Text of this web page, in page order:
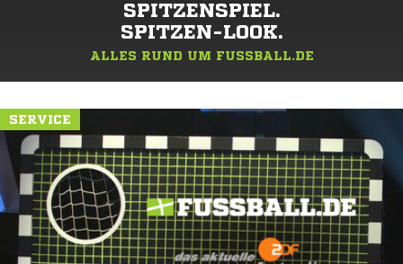
SPITZENSPIEL.
SPITZEN-LOOK.
ALLES RUND UM FUSSBALL.DE
SERVICE